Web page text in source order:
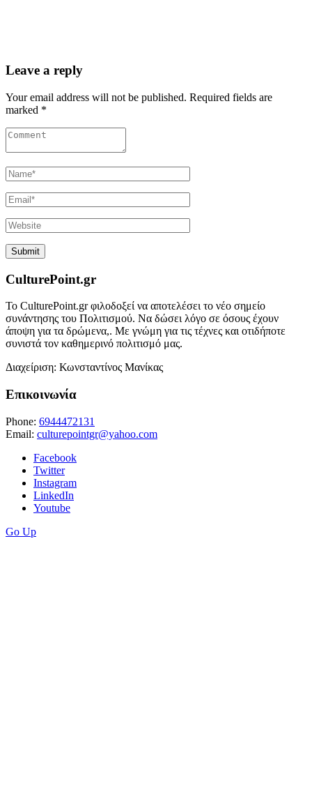
Leave a reply
Your email address will not be published. Required fields are
marked *
CulturePoint.gr
Το CulturePoint.gr φιλοδοξεί να αποτελέσει το νέο σημείο
συνάντησης του Πολιτισμού. Να δώσει λόγο σε όσους έχουν
άποψη για τα δρώμενα,. Με γνώμη για τις τέχνες και οτιδήποτε
συνιστά τον καθημερινό πολιτισμό μας.
Διαχείριση: Κωνσταντίνος Μανίκας
Επικοινωνία
Phone: 6944472131
Email: culturepointgr@yahoo.com
Facebook
Twitter
Instagram
LinkedIn
Youtube
Go Up